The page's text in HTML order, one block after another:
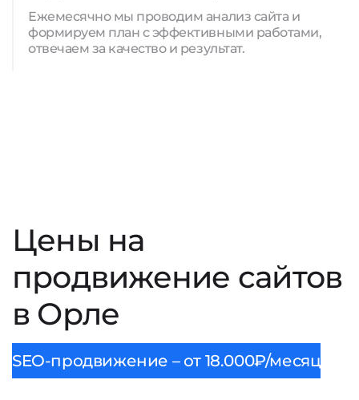
Ежемесячно мы проводим анализ сайта и
формируем план с эффективными работами,
отвечаем за качество и результат.
Цены на
продвижение сайтов
в Орле
SEO-продвижение – от 18.000₽/месяц